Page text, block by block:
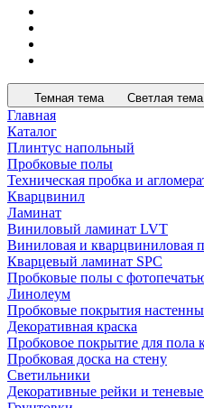
Темная тема Светлая тема
Главная
Каталог
Плинтус напольный
Пробковые полы
Техническая пробка и
Кварцвинил
Ламинат
Виниловый ламинат LVT
Виниловая и кварцвиниловая
Кварцевый ламинат SPC
Пробковые полы с
Линолеум
Пробковые покрытия
Декоративная краска
Пробковое покрытие для пола
Пробковая доска на стену
Светильники
Декоративные рейки и